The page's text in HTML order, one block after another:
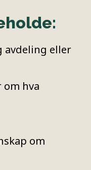
avdeling eller
hva
om